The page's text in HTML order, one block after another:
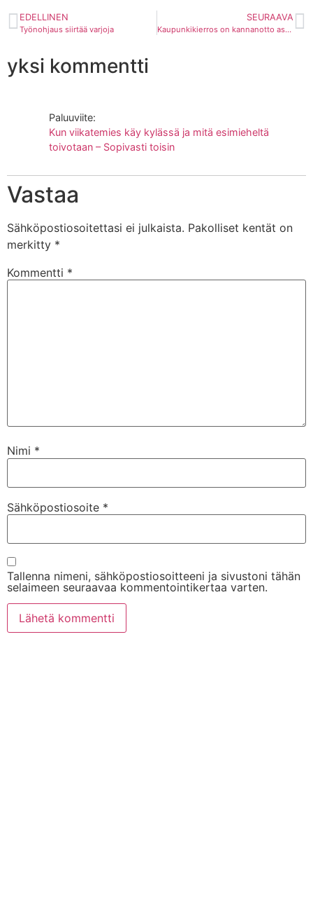
EDELLINEN
Työnohjaus siirtää varjoja
SEURAAVA
Kaupunkikierros on kannanotto asunnottomuudelle
yksi kommentti
Paluuviite:
Kun viikatemies käy kylässä ja mitä esimieheltä
toivotaan – Sopivasti toisin
Vastaa
Sähköpostiosoitettasi ei julkaista. Pakolliset kentät on
merkitty *
Kommentti *
Nimi *
Sähköpostiosoite *
Tallenna nimeni, sähköpostiosoitteeni ja sivustoni tähän
selaimeen seuraavaa kommentointikertaa varten.